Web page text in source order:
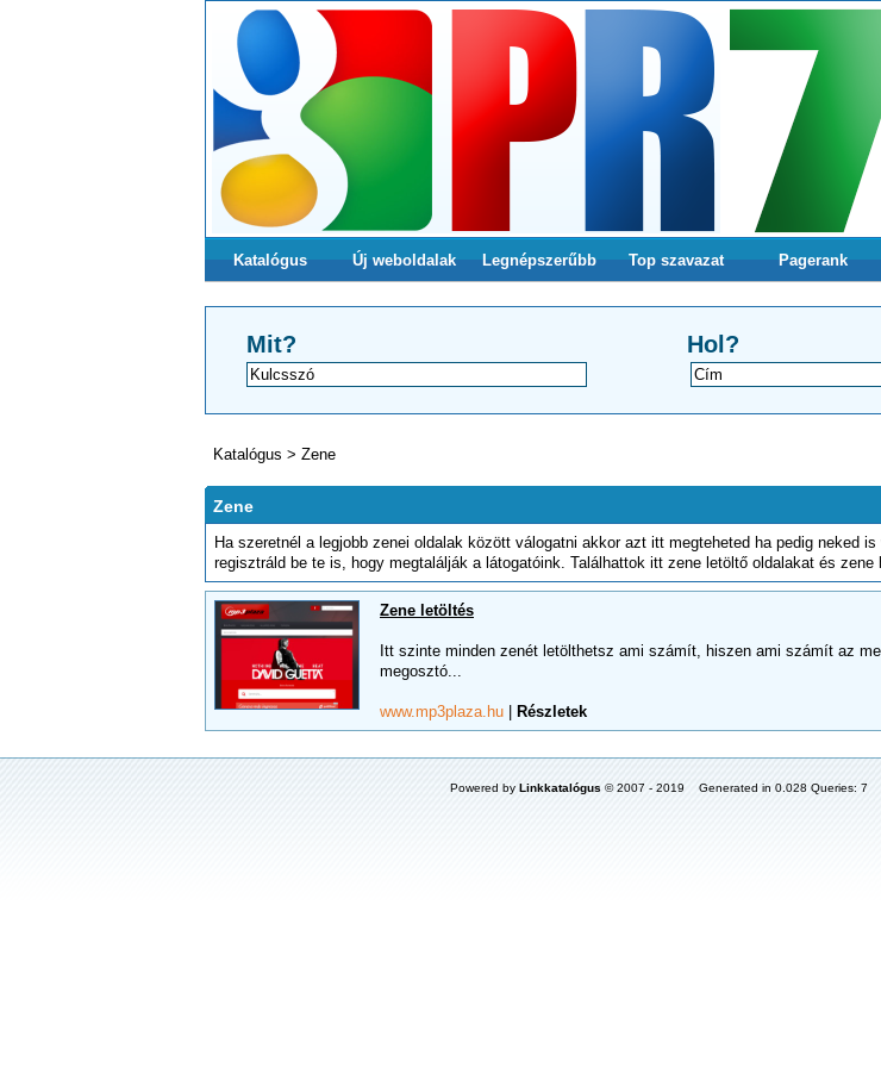
Katalógus Új weboldalak Legnépszerűbb Top szavazat Pagerank
Mit? Hol?
Katalógus > Zene
Zene
Ha szeretnél a legjobb zenei oldalak között válogatni akkor azt itt megteheted ha pedig neked
regisztráld be te is, hogy megtalálják a látogatóink. Találhattok itt zene letöltő oldalakat és zene
Zene letöltés
Itt szinte minden zenét letölthetsz ami számít, hiszen ami számít az
megosztó...
www.mp3plaza.hu Részletek
Powered by Linkkatalógus © 2007 - 2019 Generated in 0.028 Queries: 7